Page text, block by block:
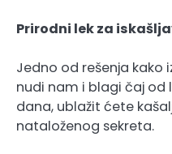
Prirodni lek za
Jedno od rešenja kako
nudi nam i blagi čaj od
dana, ublažit ćete
nataloženog sekreta.